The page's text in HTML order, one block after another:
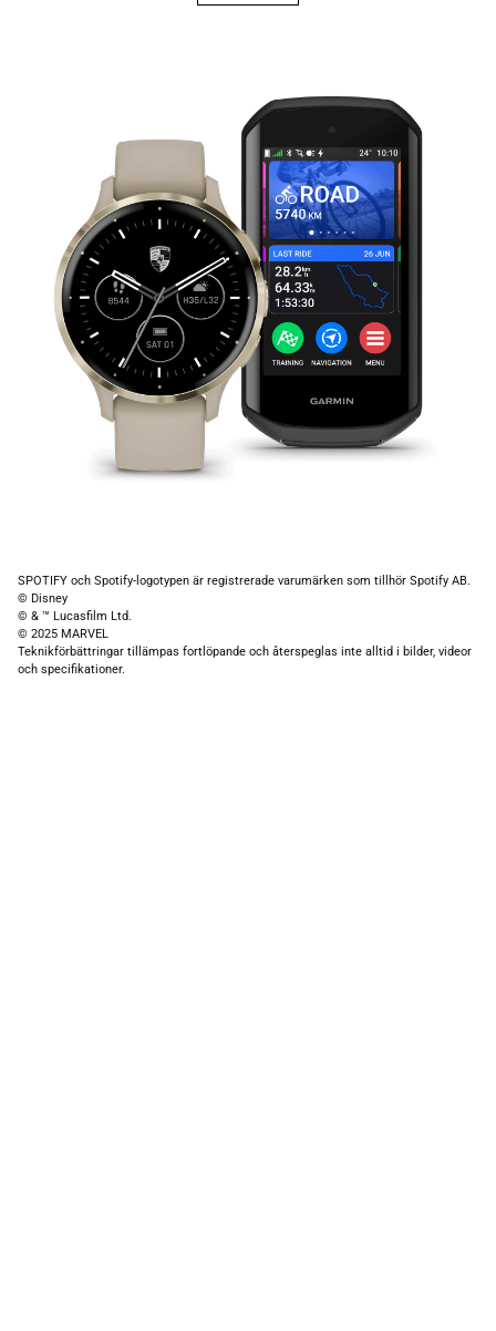
SPOTIFY och Spotify-logotypen är registrerade varumärken som tillhör Spotify AB.
© Disney
© & ™ Lucasfilm Ltd.
© 2025 MARVEL
Teknikförbättringar tillämpas fortlöpande och återspeglas inte alltid i bilder, videor
och specifikationer.